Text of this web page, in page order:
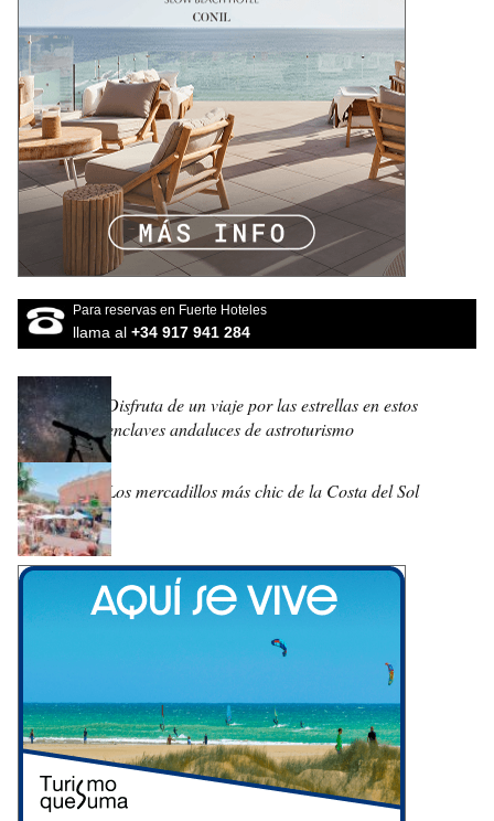
Para reservas en Fuerte Hoteles
llama al +34 917 941 284
Disfruta de un viaje por las estrellas en estos
enclaves andaluces de astroturismo
Los mercadillos más chic de la Costa del Sol